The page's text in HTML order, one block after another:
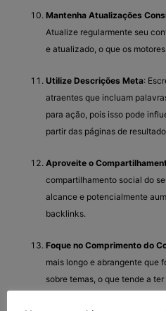
Mantenha Atualizações
Atualize regularmente seu
e atualizado, o que os
Utilize Descrições Meta:
atraentes que incluam
para ação, pois isso pode
partir das páginas de
Aproveite o
compartilhamento social do
alcance e potencialmente
backlinks.
Foque no Comprimento do
mais longo e abrangente que
sobre temas, o que tende a